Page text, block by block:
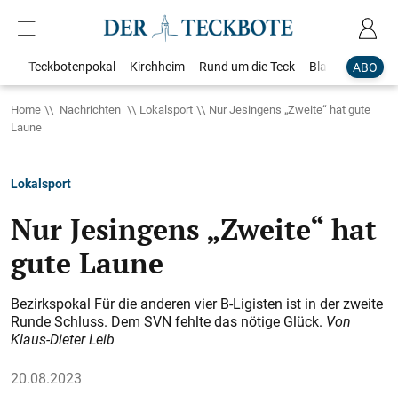
ABO
Teckbotenpokal Kirchheim Rund um die Teck Blaulicht
Home Nachrichten Lokalsport
Nur Jesingens „Zweite“ hat gute
Laune
Lokalsport
Nur Jesingens „Zweite“ hat
gute Laune
Bezirkspokal Für die anderen vier B-Ligisten ist in der zweite
Runde Schluss. Dem SVN fehlte das nötige Glück. Von
Klaus-Dieter Leib
20.08.2023